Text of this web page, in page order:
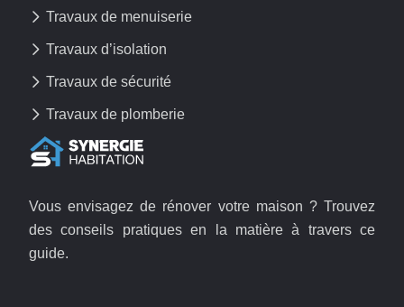
Travaux de menuiserie
Travaux d’isolation
Travaux de sécurité
Travaux de plomberie
Vous envisagez de rénover votre maison ? Trouvez
des conseils pratiques en la matière à travers ce
guide.